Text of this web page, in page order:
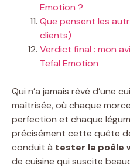
Emotion ?
Que pensent les
clients)
Verdict final : mon
Tefal Emotion
Qui n’a jamais rêvé d’une
maîtrisée, où chaque
perfection et chaque
précisément cette quête de
conduit à tester la poêle
de cuisine qui suscite